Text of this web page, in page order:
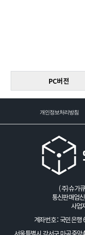
PC버전
개인정보처리방침
(주)슈가
통신판매업
사업
계좌번호 : 국민은행